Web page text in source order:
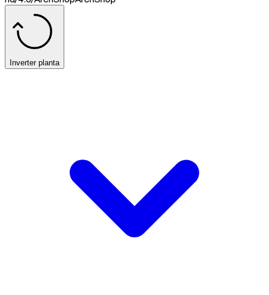
Inverter planta